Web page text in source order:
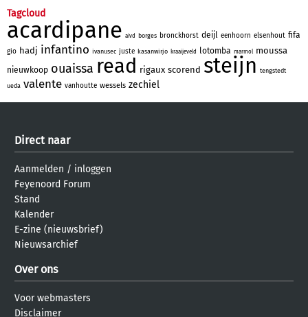
Tagcloud
acardipane aivd borges bronckhorst deijl eenhoorn elsenhout fifa
gio hadj infantino ivanusec juste kasanwirjo kraaijeveld lotomba marmol moussa
nieuwkoop ouaissa read rigaux scorend steijn tengstedt
ueda valente vanhoutte wessels zechiel
Direct naar
Aanmelden / inloggen
Feyenoord Forum
Stand
Kalender
E-zine (nieuwsbrief)
Nieuwsarchief
Over ons
Voor webmasters
Disclaimer